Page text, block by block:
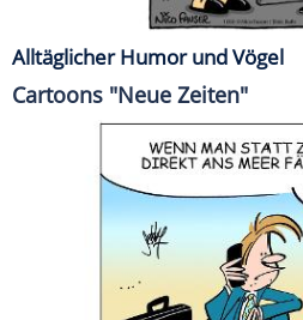
Alltäglicher Humor und Vögel
Cartoons "Neue Zeiten"